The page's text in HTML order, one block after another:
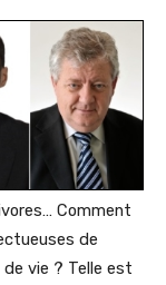
Comment
de
de vie ? Telle est